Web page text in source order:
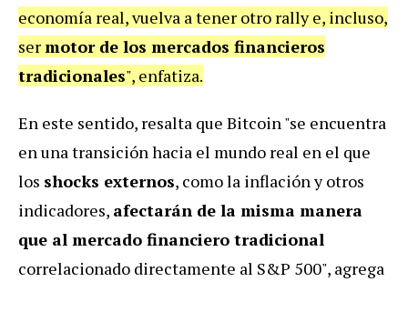
economía real, vuelva a tener otro rally e, incluso,
sermotor de los mercados financieros
tradicionales", enfatiza.
En este sentido, resalta que Bitcoin "se encuentra
en una transición hacia el mundo real en el que
los shocks externos, como la inflación y otros
indicadores, afectarán de la misma manera
que al mercado financiero tradicional
correlacionado directamente al S&P 500", agrega